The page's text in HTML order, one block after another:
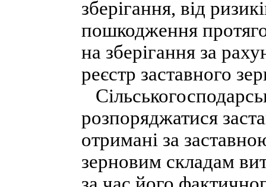
зберігання, від
пошкодження
на зберігання за
реєстр заставного
розпоряджатися
отримані за
зерновим складам